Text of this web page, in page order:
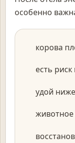
особенно
корова
есть риск
удой